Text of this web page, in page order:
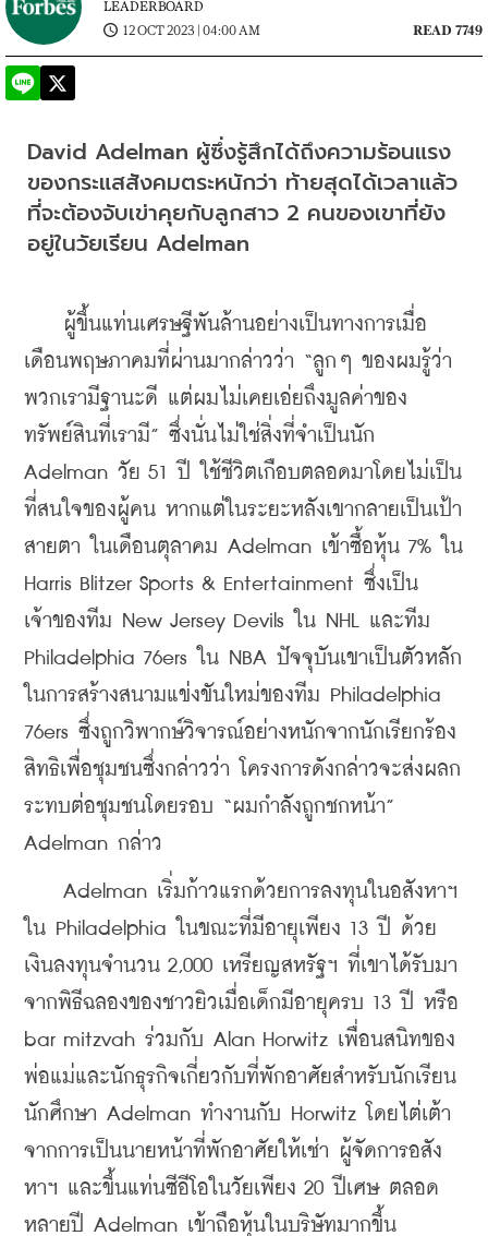
LEADERBOARD
12 OCT 2023 | 04:00 AM
READ 7749
David Adelman ผู้ซึ่งรู้สึกได้ถึงความร้อนแรง
ของกระแสสังคมตระหนักว่า ท้ายสุดได้เวลาแล้ว
ที่จะต้องจับเข่าคุยกับลูกสาว 2 คนของเขาที่ยัง
อยู่ในวัยเรียน Adelman
ผู้ขึ้นแท่นเศรษฐีพันล้านอย่างเป็นทางการเมื่อ
เดือนพฤษภาคมที่ผ่านมากล่าวว่า “ลูกๆ ของผมรู้ว่า
พวกเรามีฐานะดี แต่ผมไม่เคยเอ่ยถึงมูลค่าของ
ทรัพย์สินที่เรามี” ซึ่งนั่นไม่ใช่สิ่งที่จำเป็นนัก
Adelman วัย 51 ปี ใช้ชีวิตเกือบตลอดมาโดยไม่เป็น
ที่สนใจของผู้คน หากแต่ในระยะหลังเขากลายเป็นเป้า
สายตา ในเดือนตุลาคม Adelman เข้าซื้อหุ้น 7% ใน
Harris Blitzer Sports & Entertainment ซึ่งเป็น
เจ้าของทีม New Jersey Devils ใน NHL และทีม
Philadelphia 76ers ใน NBA ปัจจุบันเขาเป็นตัวหลัก
ในการสร้างสนามแข่งขันใหม่ของทีม Philadelphia
76ers ซึ่งถูกวิพากษ์วิจารณ์อย่างหนักจากนักเรียกร้อง
สิทธิเพื่อชุมชนซึ่งกล่าวว่า โครงการดังกล่าวจะส่งผลก
ระทบต่อชุมชนโดยรอบ “ผมกำลังถูกชกหน้า”
Adelman กล่าว
Adelman เริ่มก้าวแรกด้วยการลงทุนในอสังหาฯ
ใน Philadelphia ในขณะที่มีอายุเพียง 13 ปี ด้วย
เงินลงทุนจำนวน 2,000 เหรียญสหรัฐฯ ที่เขาได้รับมา
จากพิธีฉลองของชาวยิวเมื่อเด็กมีอายุครบ 13 ปี หรือ
bar mitzvah ร่วมกับ Alan Horwitz เพื่อนสนิทของ
พ่อแม่และนักธุรกิจเกี่ยวกับที่พักอาศัยสำหรับนักเรียน
นักศึกษา Adelman ทำงานกับ Horwitz โดยไต่เต้า
จากการเป็นนายหน้าที่พักอาศัยให้เช่า ผู้จัดการอสัง
หาฯ และขึ้นแท่นซีอีโอในวัยเพียง 20 ปีเศษ ตลอด
หลายปี Adelman เข้าถือหุ้นในบริษัทมากขึ้น